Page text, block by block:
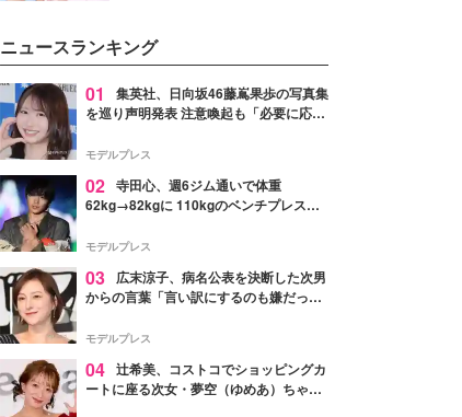
好さんを迎えて本音で女子会トー
ク。猛暑のお出かけを快適に過ご
すヒントや、2人が感動した夏の
生理の新常識にも迫りました。
ニュースランキング
01
集英社、日向坂46藤嶌果歩の写真集
を巡り声明発表 注意喚起も「必要に応じ
モデルプレス
02 寺田心、週6ジム通いで体重
62kg→82kgに 110kgのベンチプレス持
「かっこいい」と反響
モデルプレス
03
広末涼子、病名公表を決断した次男
からの言葉「言い訳にするのも嫌だっ
モデルプレス
04 辻希美、コストコでショッピングカ
ートに座る次女・夢空（ゆめあ）ちゃん